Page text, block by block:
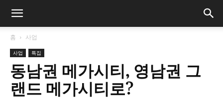
홈 사업
사업 특집
동남권 메가시티, 영남권 그
랜드 메가시티로?